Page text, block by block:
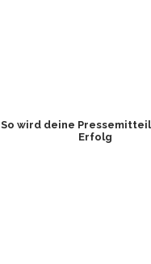
So wird deine
Erfolg